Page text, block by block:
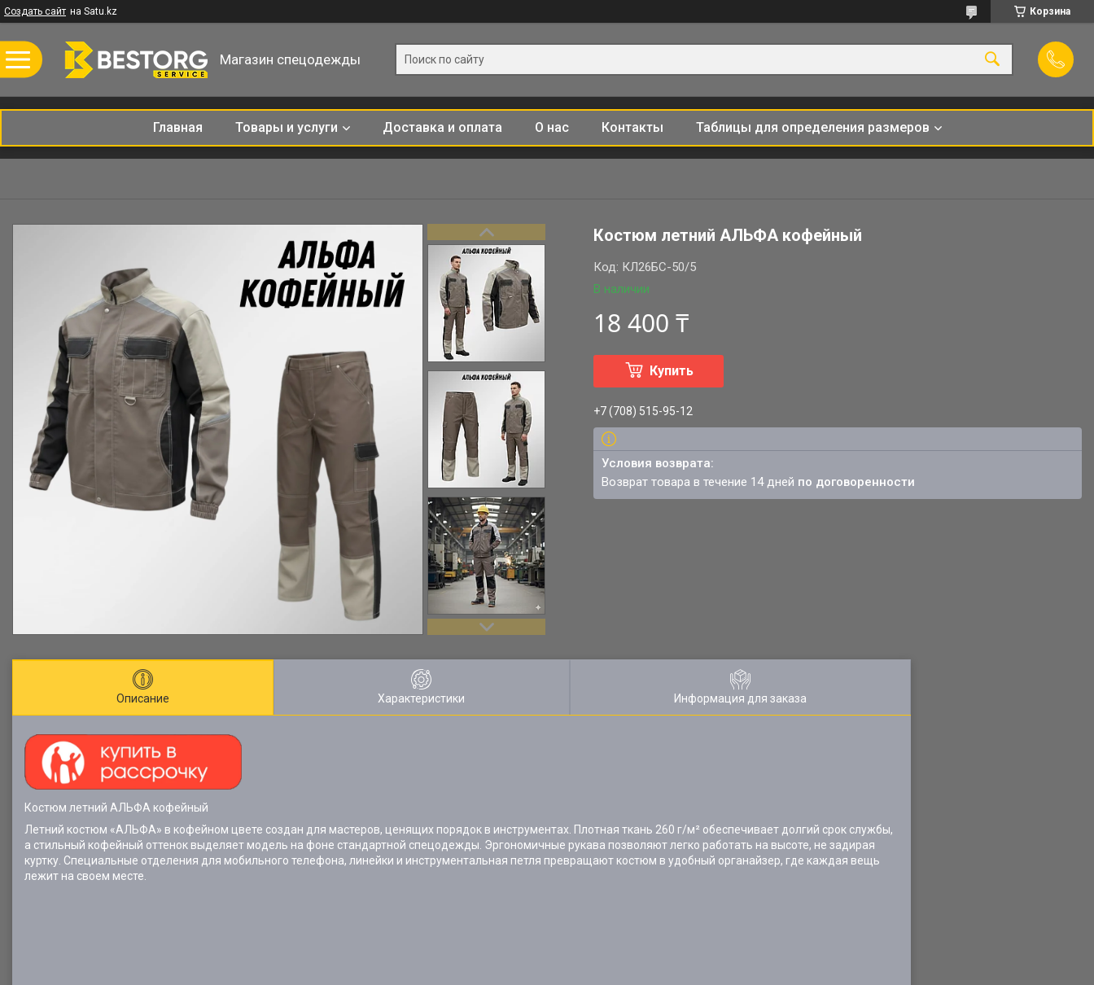
Создать сайт на Satu.kz Корзина
Магазин спецодежды
Главная Товары и услуги Доставка и оплата О нас Контакты Таблицы для определения размеров
Костюм летний АЛЬФА кофейный
В наличии
Код: КЛ26БС-50/5
18 400 ₸
Купить
+7 (708) 515-95-12
возврат товара в течение 14 дней по договоренности
Описание Характеристики Информация для заказа
Костюм летний АЛЬФА кофейный
Летний костюм «АЛЬФА» в кофейном цвете создан для мастеров, ценящих порядок в инструментах. Плотная ткань 260 г/м² обеспечивает долгий срок службы,
а стильный кофейный оттенок выделяет модель на фоне стандартной спецодежды. Эргономичные рукава позволяют легко работать на высоте, не задирая
куртку. Специальные отделения для мобильного телефона, линейки и инструментальная петля превращают костюм в удобный органайзер, где каждая вещь
лежит на своем месте.